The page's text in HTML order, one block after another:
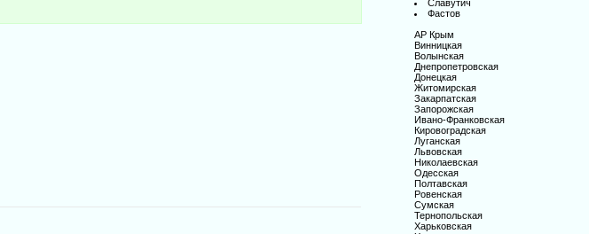
Славутич
Фастов
АР Крым
Винницкая
Волынская
Днепропетровская
Донецкая
Житомирская
Закарпатская
Запорожская
Ивано-Франковская
Кировоградская
Луганская
Львовская
Николаевская
Одесская
Полтавская
Ровенская
Сумская
Тернопольская
Харьковская